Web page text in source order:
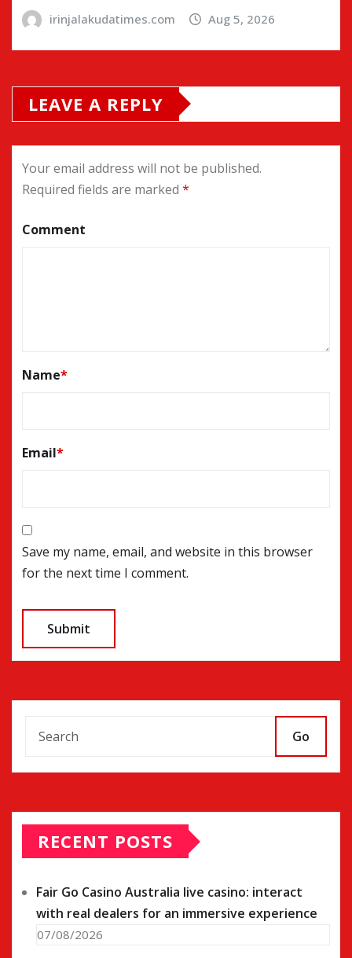
irinjalakudatimes.com Aug 5, 2026
LEAVE A REPLY
Your email address will not be published.
Required fields are marked *
Comment
Name*
Email*
Save my name, email, and website in this browser
for the next time I comment.
Go
RECENT POSTS
Fair Go Casino Australia live casino: interact
with real dealers for an immersive experience
07/08/2026